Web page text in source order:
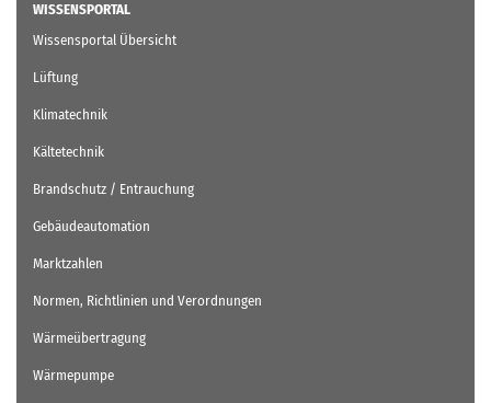
WISSENSPORTAL
Wissensportal Übersicht
Lüftung
Klimatechnik
Kältetechnik
Brandschutz / Entrauchung
Gebäudeautomation
Marktzahlen
Normen, Richtlinien und Verordnungen
Wärmeübertragung
Wärmepumpe